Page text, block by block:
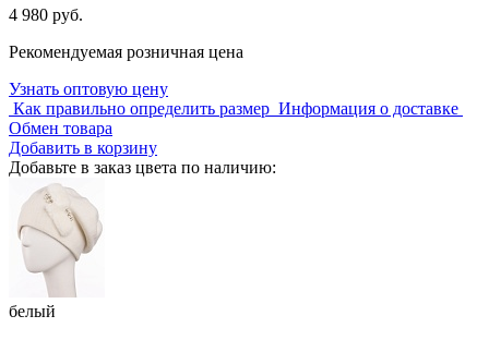
4 980 руб.
Рекомендуемая розничная цена
Узнать оптовую цену
Как правильно определить размер Информация о доставке
Обмен товара
Добавить в корзину
Добавьте в заказ цвета по наличию:
белый